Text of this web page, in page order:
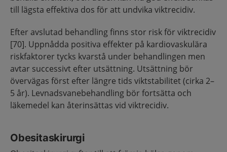
till lägsta effektiva dos för att undvika viktrecidiv.
Efter avslutad behandling finns stor risk för viktrecidiv
[70]. Uppnådda positiva effekter på kardiovaskulära
riskfaktorer tycks kvarstå under behandlingen men
avtar successivt efter utsättning. Utsättning bör
övervägas först efter längre tids viktstabilitet (cirka 2–
5 år). Levnadsvanebehandling bör fortsätta och
läkemedel kan återinsättas vid viktrecidiv.
Obesitaskirurgi